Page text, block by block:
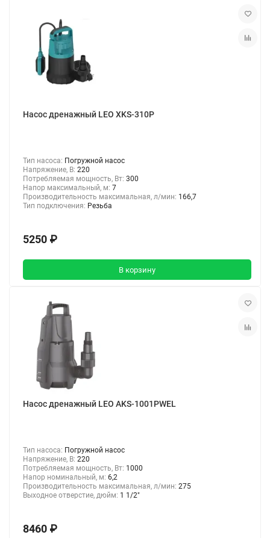
Насос дренажный LEO XKS-310P
Тип насоса: Погружной насос
Напряжение, В: 220
Потребляемая мощность, Вт: 300
Напор максимальный, м: 7
Производительность максимальная, л/мин: 166,7
Тип подключения: Резьба
5250 ₽
В корзину
Насос дренажный LEO AKS-1001PWEL
Тип насоса: Погружной насос
Напряжение, В: 220
Потребляемая мощность, Вт: 1000
Напор номинальный, м: 6,2
Производительность максимальная, л/мин: 275
Выходное отверстие, дюйм: 1 1/2"
8460 ₽